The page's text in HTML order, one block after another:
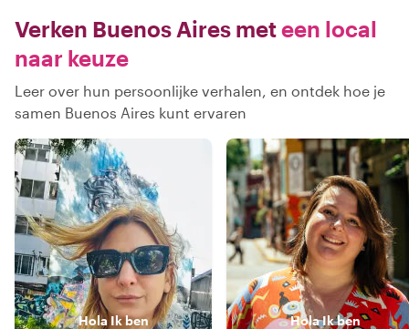
Verken Buenos Aires meteen local
naar keuze
Leer over hun persoonlijke verhalen, en ontdek hoe je
samen Buenos Aires kunt ervaren
Hola Ik ben HolaIk ben